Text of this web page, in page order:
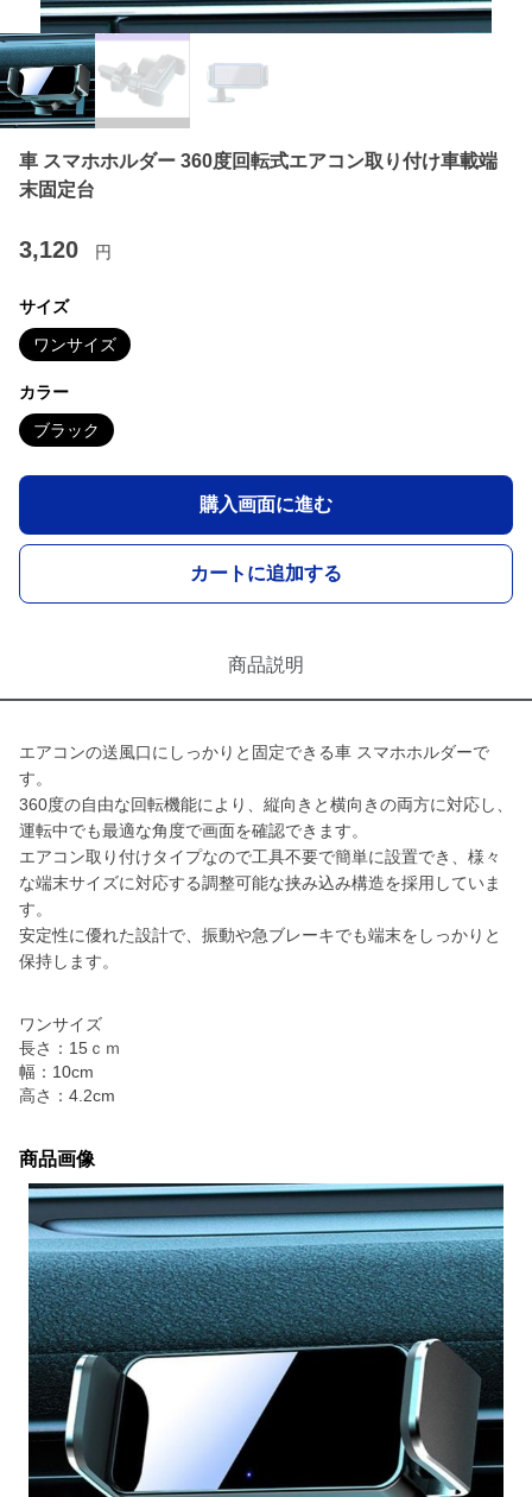
車 スマホホルダー 360度回転式エアコン取り付け車載端
末固定台
3,120 円
サイズ
ワンサイズ
カラー
ブラック
購入画面に進む
カートに追加する
商品説明
エアコンの送風口にしっかりと固定できる車 スマホホルダーで
す。
360度の自由な回転機能により、縦向きと横向きの両方に対応し、
運転中でも最適な角度で画面を確認できます。
エアコン取り付けタイプなので工具不要で簡単に設置でき、様々
な端末サイズに対応する調整可能な挟み込み構造を採用していま
す。
安定性に優れた設計で、振動や急ブレーキでも端末をしっかりと
保持します。
ワンサイズ
長さ：15ｃｍ
幅：10cm
高さ：4.2cm
商品画像